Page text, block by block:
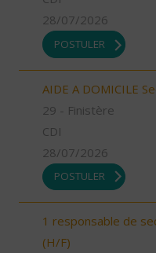
28/07/2026
POSTULER
AIDE A DOMICILE
29 - Finistère
CDI
28/07/2026
POSTULER
1 responsable de
(H/F)